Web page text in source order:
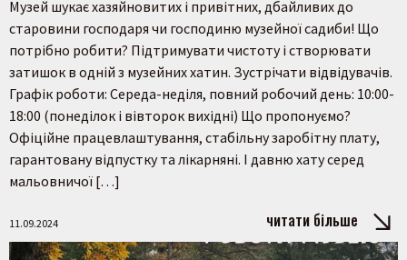
Музей шукає хазяйновитих і привітних, дбайливих до
старовини господаря чи господиню музейної садиби! Що
потрібно робити? Підтримувати чистоту і створювати
затишок в одній з музейних хатин. Зустрічати відвідувачів.
Графік роботи: Середа-неділя, повний робочий день: 10:00-
18:00 (понеділок і вівторок вихідні) Що пропонуємо?
Офіційне працевлаштування, стабільну заробітну плату,
гарантовану відпустку та лікарняні. І давню хату серед
мальовничої […]
11.09.2024 читати більше